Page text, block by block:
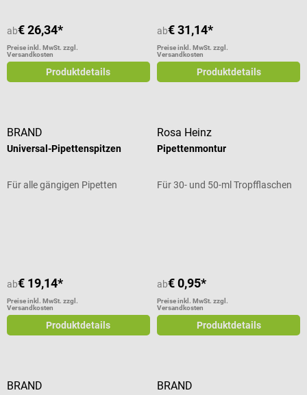
ab€ 26,34*
Preise inkl. MwSt. zzgl.
Versandkosten
Produktdetails
ab€ 31,14*
Preise inkl. MwSt. zzgl.
Versandkosten
Produktdetails
BRAND
Universal-Pipettenspitzen
Für alle gängigen Pipetten
ab€ 19,14*
Preise inkl. MwSt. zzgl.
Versandkosten
Produktdetails
Rosa Heinz
Pipettenmontur
Für 30- und 50-ml Tropfflaschen
ab€ 0,95*
Preise inkl. MwSt. zzgl.
Versandkosten
Produktdetails
BRAND BRAND